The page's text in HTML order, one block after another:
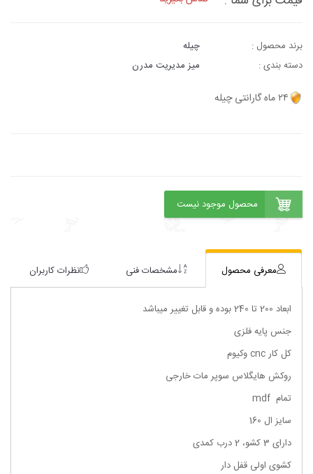
برند محصول :
چیله
دسته بندی :
میز مدیریت مدرن
۲۴ ماه گارانتی چیله
معرفی محصول مشخصات فنی نظرات کاربران
ابعاد 200 تا 240 بوده و قابل تغییر میباشد
جنس پایه فلزی
کل کار cnc وکیوم
روکش هایگلاس سوپر مات خارجی
تمام mdf
سایز ال 160
دارای 3 کشو، 2 درب کمدی
کشوی اولی قفل دار